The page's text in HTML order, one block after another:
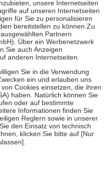
jedochfünf Euround
nie mehr als die tatsächlichen
für Online-Apotheken.
beträgt die
sowie zehn Euro je
für ihre eigene Gesundheit zu
der Familie zu unterstützen,
vollendeten 18. Lebensjahr
Früherkennung, die von der